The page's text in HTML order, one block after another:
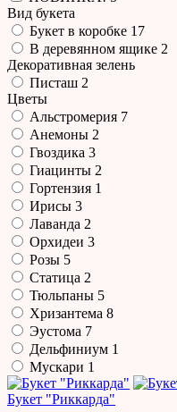
Вид букета
Букет в коробке 17
В деревянном ящике 2
Декоративная зелень
Писташ 2
Цветы
Альстромерия 7
Анемоны 2
Гвоздика 3
Гиацинты 2
Гортензия 1
Ирисы 3
Лаванда 2
Орхидеи 3
Розы 5
Статица 2
Тюльпаны 5
Хризантема 8
Эустома 7
Дельфиниум 1
Мускари 1
Букет "Риккарда"